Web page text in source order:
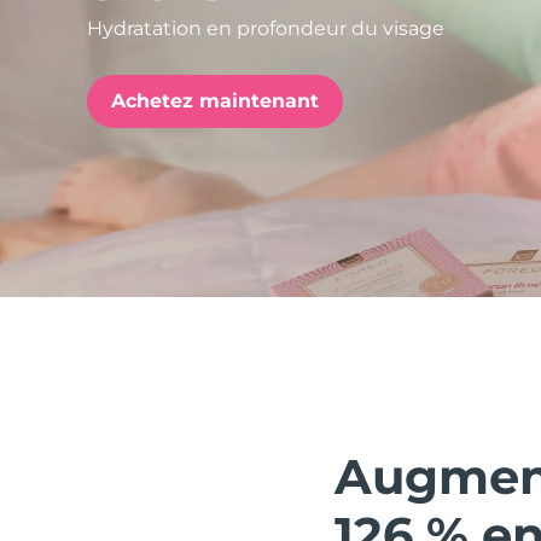
Hydratation en profondeur du visage
Achetez maintenant
issa™ Teeth Whitening Set
FAQ™ Dual LED Panel
POPULAIRE